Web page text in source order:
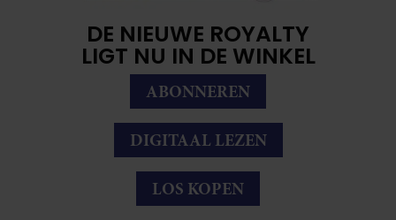
DE NIEUWE ROYALTY
LIGT NU IN DE WINKEL
ABONNEREN
DIGITAAL LEZEN
LOS KOPEN